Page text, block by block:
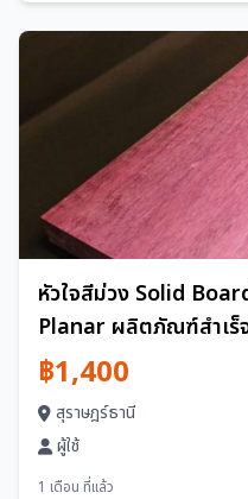
หัวใจสีม่วง Solid
Planar ผลิตภัณฑ์สำเร็
ตาราง Handmade เ
DIY (287)
฿1,400
สุราษฎร์ธานี
ผู้ใช้
1 เดือน ที่แล้ว